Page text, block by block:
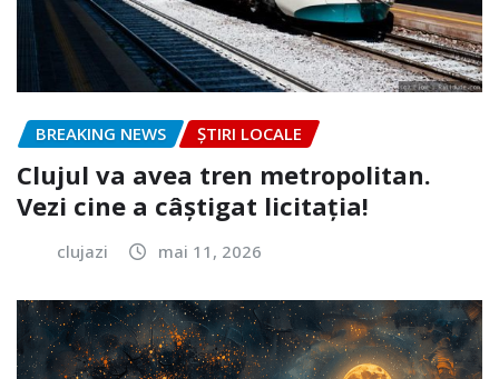
BREAKING NEWS ȘTIRI LOCALE
Clujul va avea tren metropolitan.
Vezi cine a câștigat licitația!
clujazi mai 11, 2026